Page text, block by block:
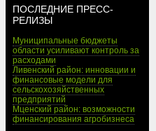
ПОСЛЕДНИЕ ПРЕСС-
РЕЛИЗЫ
Муниципальные бюджеты
области усиливают контроль за
расходами
Ливенский район: инновации и
финансовые модели для
сельскохозяйственных
предприятий
Мценский район: возможности
финансирования агробизнеса